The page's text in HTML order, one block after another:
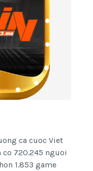
ca cuoc Viet
co 720.245 nguoi
1.853 game